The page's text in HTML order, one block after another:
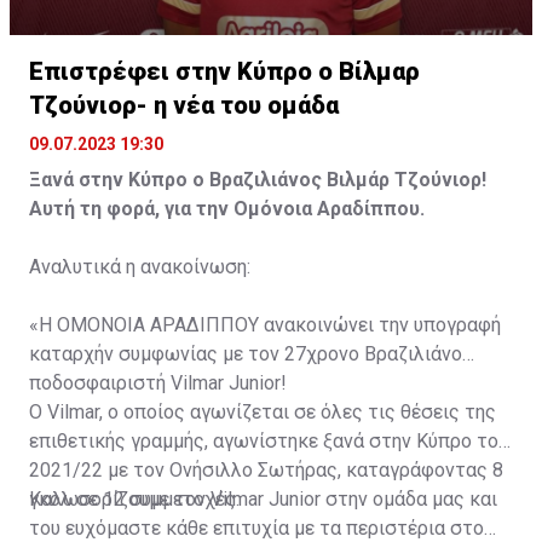
Επιστρέφει στην Κύπρο ο Βίλμαρ
Τζούνιορ- η νέα του ομάδα
09.07.2023 19:30
Ξανά στην Κύπρο ο Βραζιλιάνος Βιλμάρ Τζούνιορ!
Αυτή τη φορά, για την Ομόνοια Αραδίππου.
Αναλυτικά η ανακοίνωση:
«Η ΟΜΟΝΟΙΑ ΑΡΑΔΙΠΠΟΥ ανακοινώνει την υπογραφή
καταρχήν συμφωνίας με τον 27χρονο Βραζιλιάνο
ποδοσφαιριστή Vilmar Junior!
Ο Vilmar, ο οποίος αγωνίζεται σε όλες τις θέσεις της
επιθετικής γραμμής, αγωνίστηκε ξανά στην Κύπρο το
2021/22 με τον Ονήσιλλο Σωτήρας, καταγράφοντας 8
γκολ σε 12 συμμετοχές.
Καλωσορίζουμε τον Vilmar Junior στην ομάδα μας και
του ευχόμαστε κάθε επιτυχία με τα περιστέρια στο